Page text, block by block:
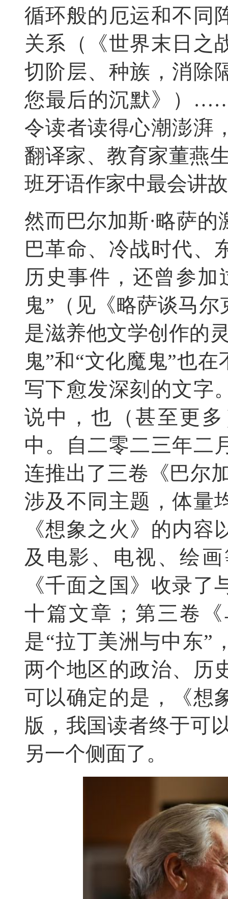
循环般的厄运和不同
关系（《世界末日之
切阶层、种族，消除
您最后的沉默》）
令读者读得心潮澎湃
翻译家、教育家董燕
班牙语作家中最会讲
然而巴尔加斯·略萨
巴革命、冷战时代、
历史事件，还曾参
鬼”（见《略萨谈马
是滋养他文学创作的
鬼”和“文化魔鬼”也
写下愈发深刻的文字
说中，也（甚至更
中。自二零二三年二
连推出了三卷《巴尔
涉及不同主题，体量
《想象之火》的内
及电影、电视、绘
《千面之国》收录
十篇文章；第三卷
是“拉丁美洲与中东”
两个地区的政治、历
可以确定的是，《想
版，我国读者终于可
另一个侧面了。